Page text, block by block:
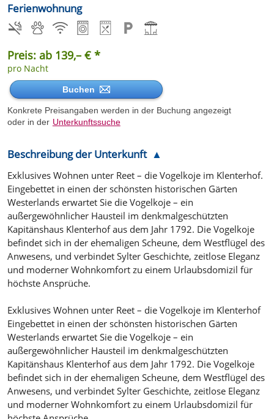
Ferienwohnung
Preis: ab 139,– € *
pro Nacht
Buchen
Konkrete Preisangaben werden in der Buchung angezeigt
oder in der Unterkunftssuche
Beschreibung der Unterkunft
Exklusives Wohnen unter Reet – die Vogelkoje im Klenterhof.
Eingebettet in einen der schönsten historischen Gärten
Westerlands erwartet Sie die Vogelkoje – ein
außergewöhnlicher Hausteil im denkmalgeschützten
Kapitänshaus Klenterhof aus dem Jahr 1792. Die Vogelkoje
befindet sich in der ehemaligen Scheune, dem Westflügel des
Anwesens, und verbindet Sylter Geschichte, zeitlose Eleganz
und moderner Wohnkomfort zu einem Urlaubsdomizil für
höchste Ansprüche.
Exklusives Wohnen unter Reet – die Vogelkoje im Klenterhof
Eingebettet in einen der schönsten historischen Gärten
Westerlands erwartet Sie die Vogelkoje – ein
außergewöhnlicher Hausteil im denkmalgeschützten
Kapitänshaus Klenterhof aus dem Jahr 1792. Die Vogelkoje
befindet sich in der ehemaligen Scheune, dem Westflügel des
Anwesens, und verbindet Sylter Geschichte, zeitlose Eleganz
und moderner Wohnkomfort zu einem Urlaubsdomizil für